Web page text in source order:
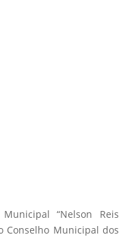
“Nelson Reis
Conselho Municipal dos